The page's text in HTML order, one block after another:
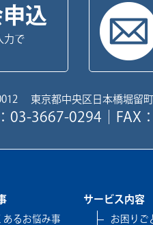
込
力で
東京都中央区日本橋堀留
03-3667-0294｜FAX
あるお悩み事
サービス内容
お困りご